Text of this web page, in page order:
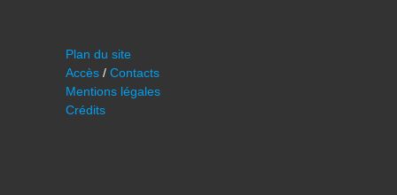
Plan du site
Accès / Contacts
Mentions légales
Crédits